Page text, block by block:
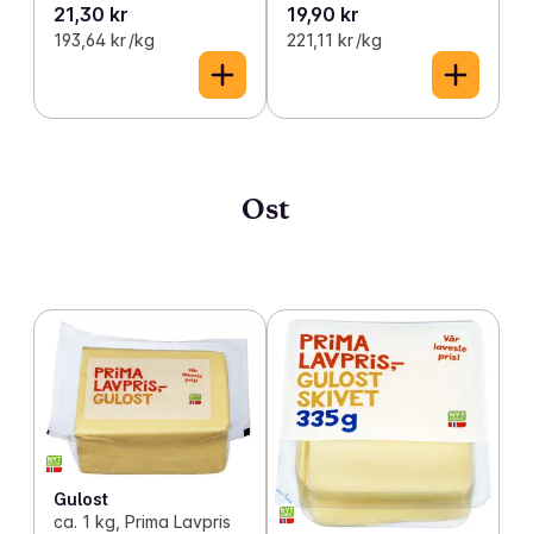
21,30 kr
193,64 kr /kg
19,90 kr
221,11 kr /kg
Ost
Gulost
ca. 1 kg, Prima Lavpris